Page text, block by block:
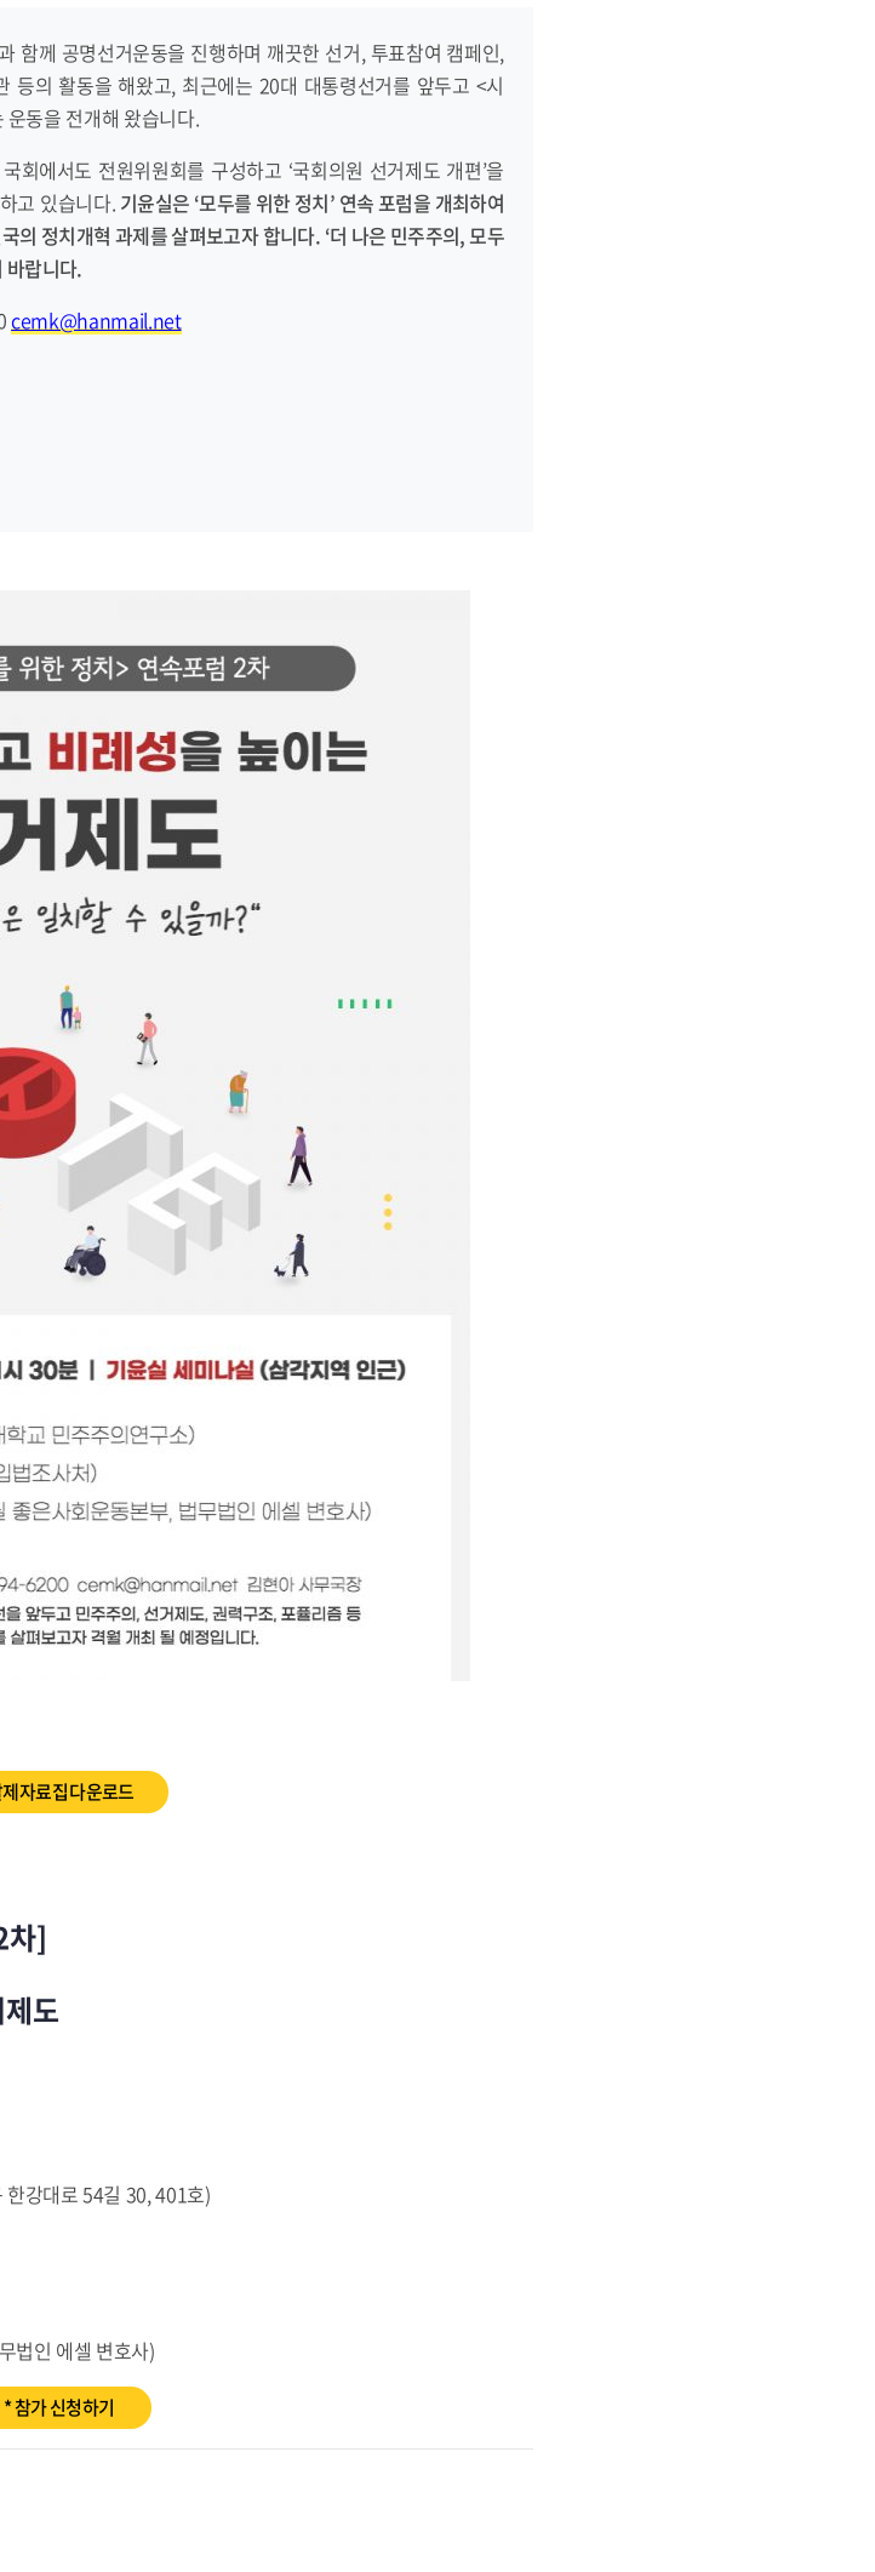
함께 공명선거운동을 진행하며 깨끗한 선거, 투표참여 캠페인,
등의 활동을 해왔고, 최근에는 20대 대통령선거를 앞두고 <시
동을 전개해 왔습니다.
에서도 전원위원회를 구성하고 ‘국회의원 선거제도 개편’을
고 있습니다. 기윤실은 ‘모두를 위한 정치’ 연속 포럼을 개최하여
의 정치개혁 과제를 살펴보고자 합니다. ‘더 나은 민주주의, 모두
바랍니다.
cemk@hanmail.net
자료집 다운로드
차]
도
한강대로 54길 30, 401호)
법인 에셀 변호사)
* 참가 신청하기